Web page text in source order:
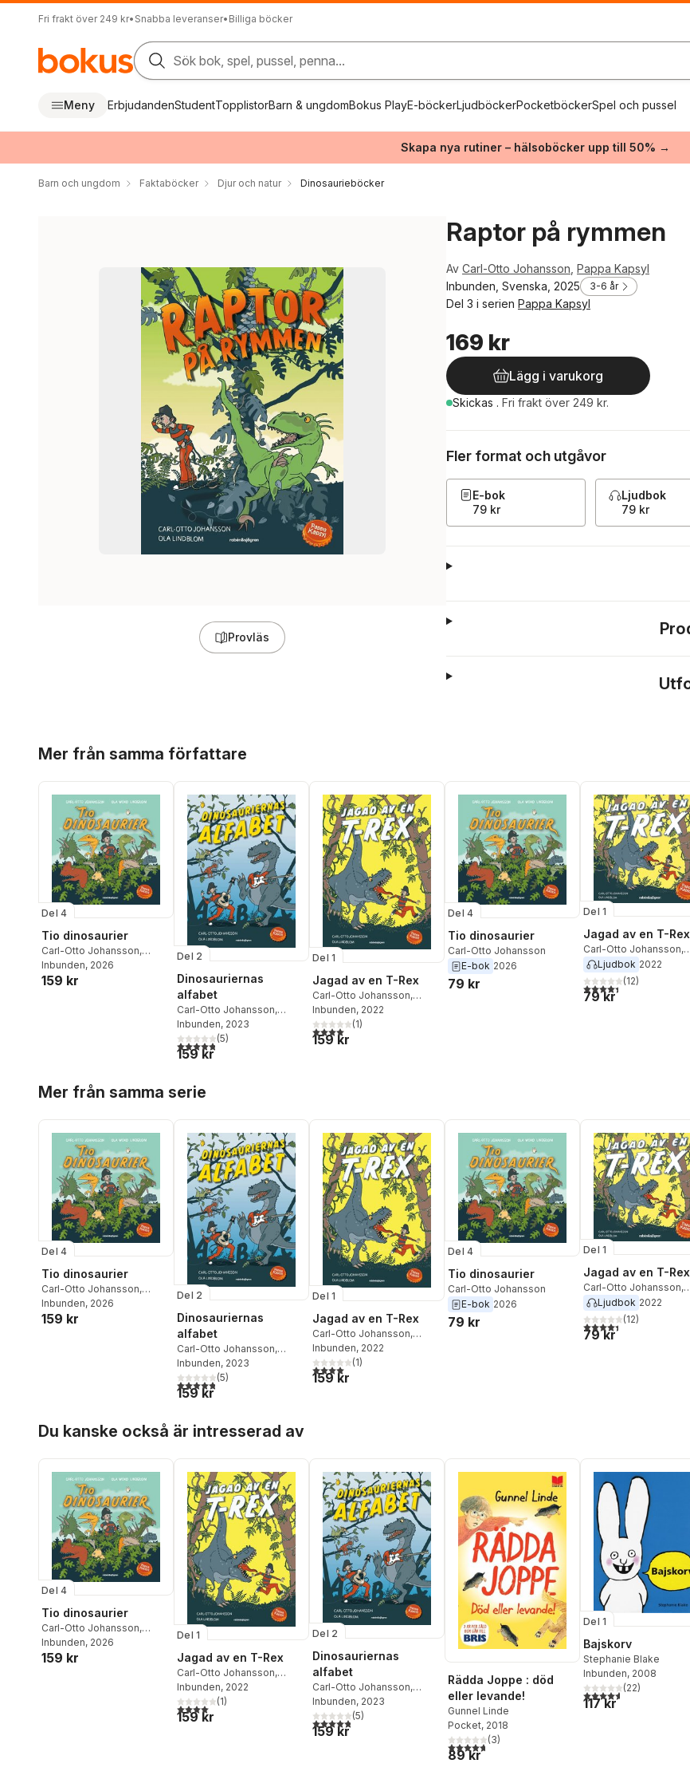
Fri frakt över 249 kr• Snabba leveranser• Billiga böcker
Sök bok, spel, pussel, penna...
Meny ErbjudandenStudentTopplistorBarn & ungdomBokus PlayE-böckerLjudböckerPocketböckerSpel och pussel
Skapa nya rutiner – hälsoböcker upp till 50% →
Barn och ungdom Faktaböcker Djur och natur Dinosaurieböcker
Provläs
Raptor på rymmen
Av Carl-Otto Johansson Pappa Kapsyl
Inbunden, Svenska, 2025
3-6 år
Del 3 i serien Pappa Kapsyl
169 kr
Lägg i varukorg
Skickas . Fri frakt över 249 kr.
Fler format och utgåvor
E-bok
79 kr
Ljudbok
79 kr
Mer från samma författare
Del 4
Tio dinosaurier
Carl-Otto Johansson,
Pappa Kapsyl
Inbunden, 2026
159 kr
Del 2
Dinosauriernas
alfabet
Carl-Otto Johansson,
Pappa Kapsyl
Inbunden, 2023
4,8utav 5 stjärnor. Totalt antal röster:
(5)
159 kr
Del 1
Jagad av en T-Rex
Carl-Otto Johansson,
Pappa Kapsyl
Inbunden, 2022
4,0utav 5 stjärnor. Totalt antal röster:
(1)
159 kr
Del 4
Tio dinosaurier
Carl-Otto Johansson
E-bok 2026
79 kr
Del 1
Jagad av en T-Rex
Carl-Otto Johansson,
Pappa Kapsyl
Ljudbok 2022
4,4utav 5 stjärnor.
(12)
79 kr
Mer från samma serie
Del 4
Tio dinosaurier
Carl-Otto Johansson,
Pappa Kapsyl
Inbunden, 2026
159 kr
Del 2
Dinosauriernas
alfabet
Carl-Otto Johansson,
Pappa Kapsyl
Inbunden, 2023
4,8utav 5 stjärnor. Totalt antal röster:
(5)
159 kr
Del 1
Jagad av en T-Rex
Carl-Otto Johansson,
Pappa Kapsyl
Inbunden, 2022
4,0utav 5 stjärnor. Totalt antal röster:
(1)
159 kr
Del 4
Tio dinosaurier
Carl-Otto Johansson
E-bok 2026
79 kr
Del 1
Jagad av en T-Rex
Carl-Otto Johansson,
Pappa Kapsyl
Ljudbok 2022
4,4utav 5 stjärnor.
(12)
79 kr
Du kanske också är intresserad av
Del 4
Tio dinosaurier
Carl-Otto Johansson,
Pappa Kapsyl
Inbunden, 2026
159 kr
Del 1
Jagad av en T-Rex
Carl-Otto Johansson,
Pappa Kapsyl
Inbunden, 2022
4,0utav 5 stjärnor. Totalt antal röster:
(1)
159 kr
Del 2
Dinosauriernas
alfabet
Carl-Otto Johansson,
Pappa Kapsyl
Inbunden, 2023
4,8utav 5 stjärnor. Totalt antal röster:
(5)
159 kr
Rädda Joppe : död
eller levande!
Gunnel Linde
Pocket, 2018
4,7utav 5 stjärnor. Totalt antal röster:
(3)
89 kr
Del 1
Bajskorv
Stephanie Blake
Inbunden, 2008
4,6utav 5 stjärnor.
(22)
117 kr